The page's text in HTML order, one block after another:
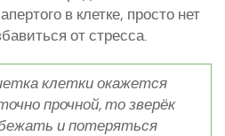
в клетке, просто нет
от стресса.
клетки окажется
прочной, то зверёк
и потеряться